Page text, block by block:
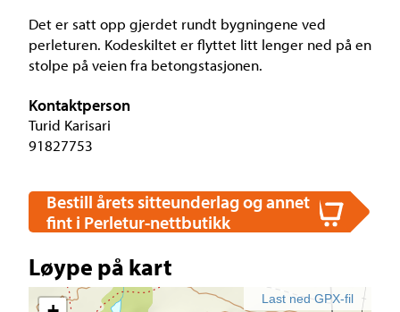
Det er satt opp gjerdet rundt bygningene ved
perleturen. Kodeskiltet er flyttet litt lenger ned på en
stolpe på veien fra betongstasjonen.
Kontaktperson
Turid Karisari
91827753
Bestill årets sitteunderlag og annet
fint i Perletur-nettbutikk
Løype på kart
Last ned GPX-fil